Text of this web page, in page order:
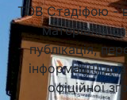
ТОВ Стадіфою -
матеріалів
публікація,
інформації)
офіційної